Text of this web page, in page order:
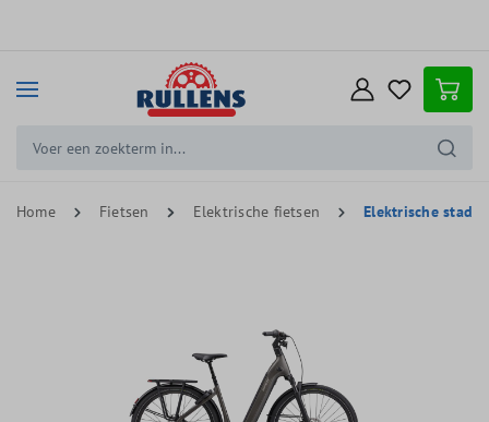
Home Fietsen Elektrische fietsen Elektrische